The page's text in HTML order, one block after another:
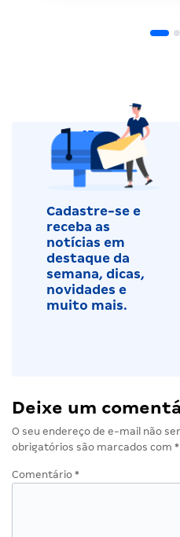
Cadastre-se e
receba as
notícias em
destaque da
semana, dicas,
novidades e
muito mais.
Deixe um
O seu endereço de e-mail não
obrigatórios são marcados com *
Comentário *